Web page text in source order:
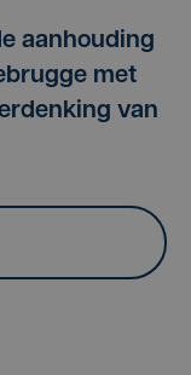
aanhouding
met
van